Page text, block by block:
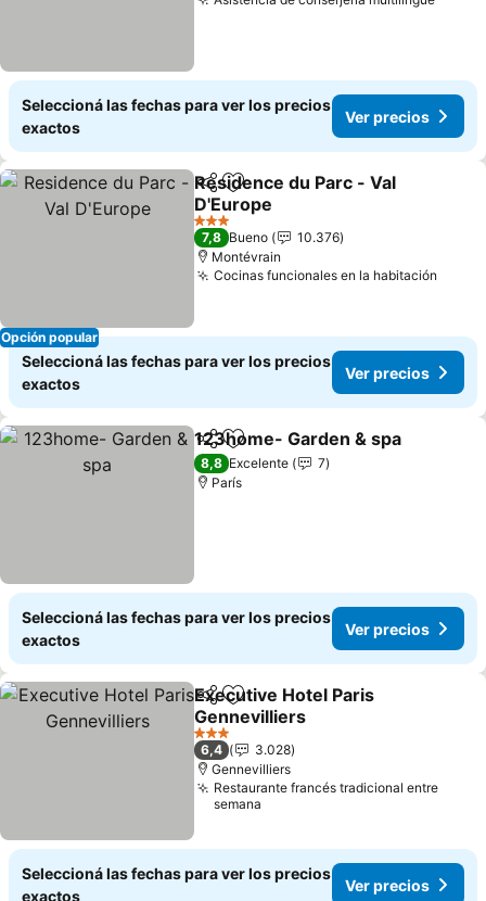
Seleccioná las fechas para ver los precios
exactos
Ver precios
Opción popular
CompartirAñadir a favoritos
Residence du Parc - Val
D'Europe
Ver precios
3 Estrellas
7,8 Bueno
10.376
Montévrain
Cocinas funcionales en la habitación
Seleccioná las fechas para ver los precios
exactos
Ver precios
CompartirAñadir a favoritos
123home- Garden & spa
8,8 Excelente
7
París
Seleccioná las fechas para ver los precios
exactos
Ver precios
CompartirAñadir a favoritos
Executive Hotel Paris
Gennevilliers
Ver precios
3 Estrellas
6,4
3.028
Gennevilliers
Restaurante francés tradicional entre
semana
Seleccioná las fechas para ver los precios
exactos
Ver precios